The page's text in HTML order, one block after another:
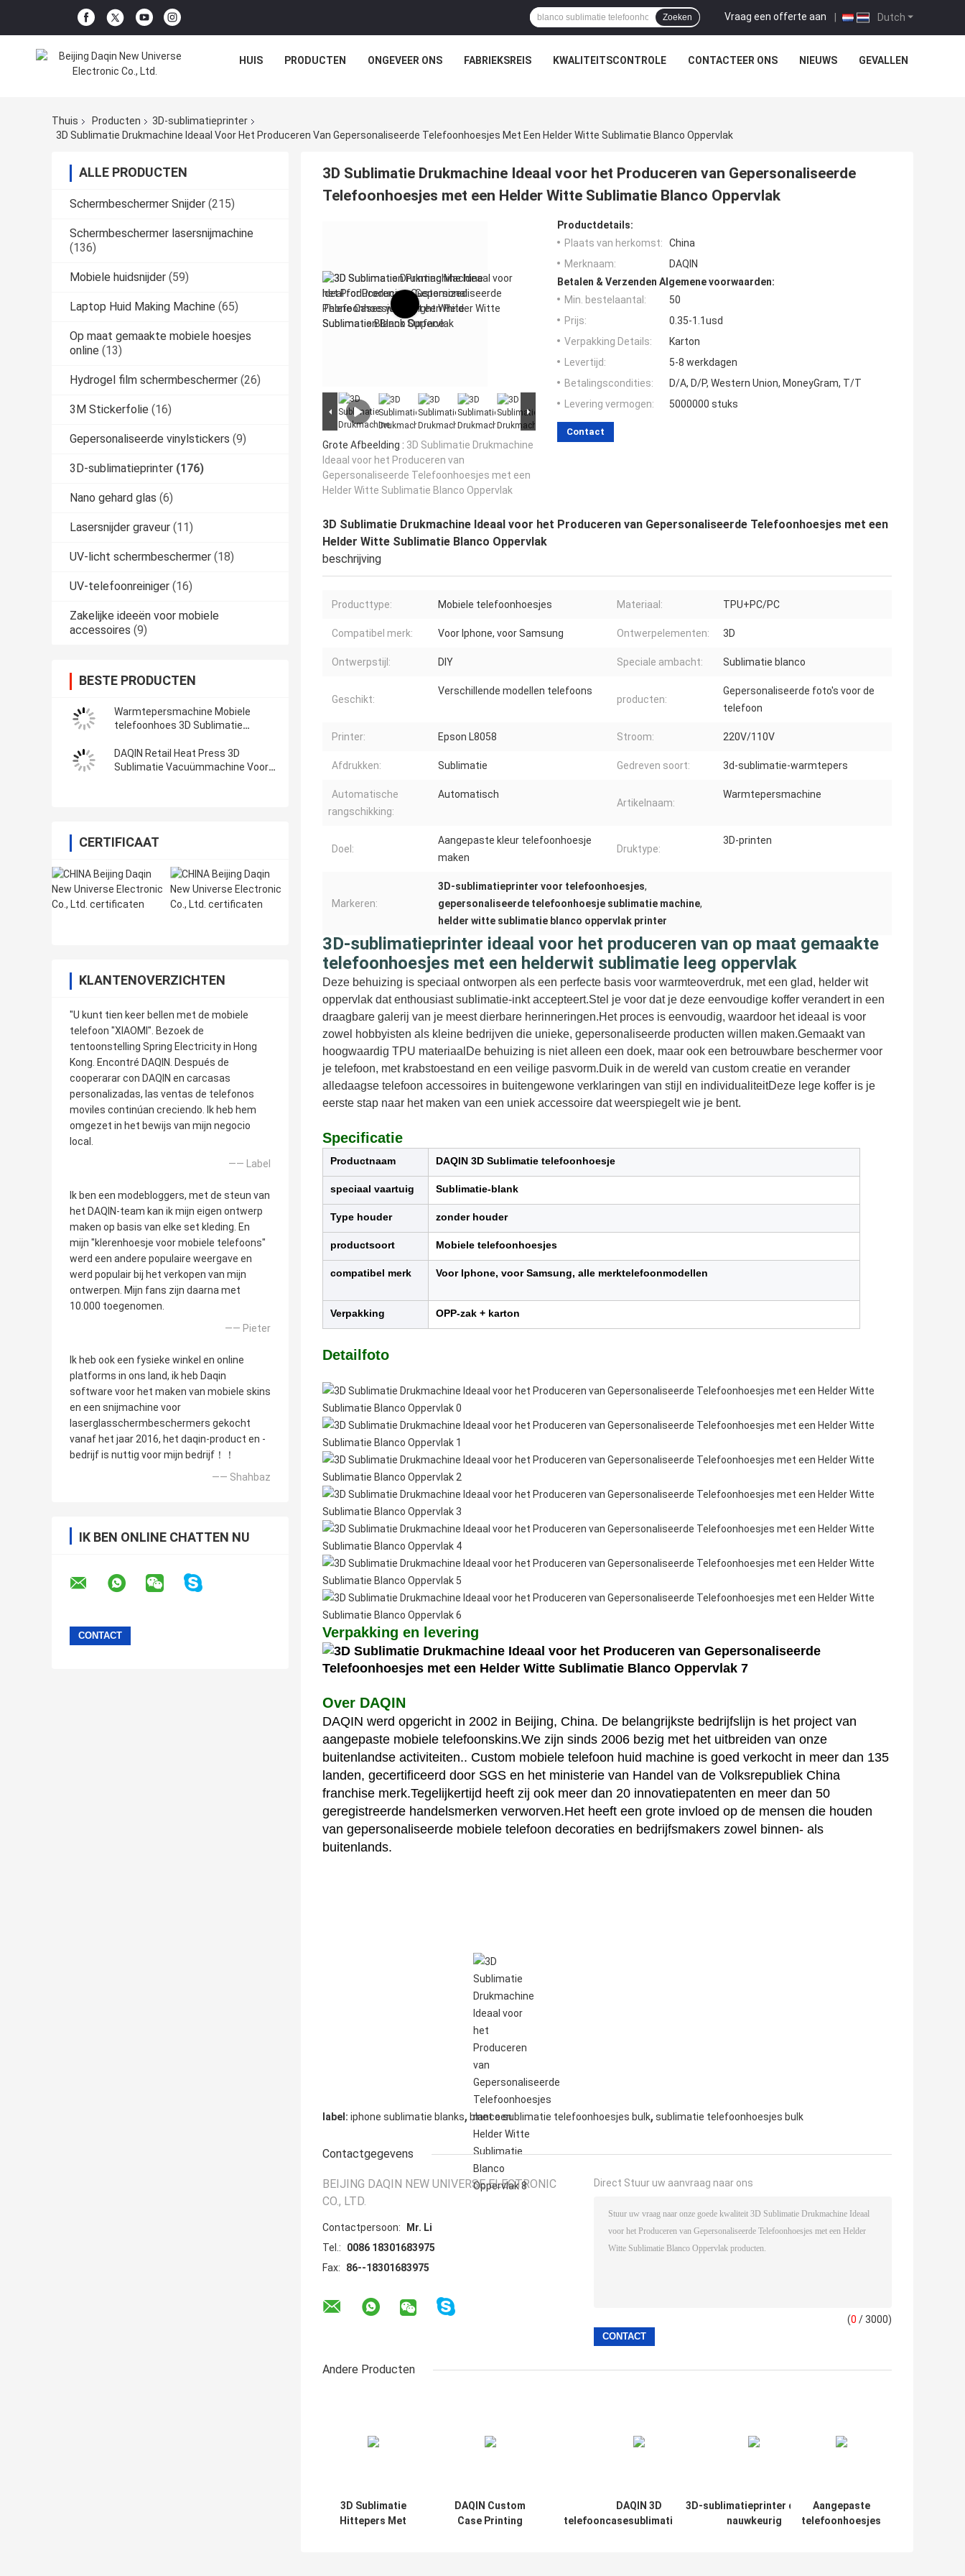
Dutch
Vraag een offerte aan |
Zoeken
HUIS PRODUCTEN ONGEVEER ONS FABRIEKSREIS KWALITEITSCONTROLE CONTACTEER ONS NIEUWS GEVALLEN
Thuis Producten
3D-sublimatieprinter
3D Sublimatie Drukmachine Ideaal Voor Het Produceren Van Gepersonaliseerde Telefoonhoesjes Met Een Helder Witte Sublimatie Blanco Oppervlak
ALLE PRODUCTEN
Schermbeschermer Snijder (215)
Schermbeschermer lasersnijmachine
(136)
Mobiele huidsnijder (59)
Laptop Huid Making Machine (65)
Op maat gemaakte mobiele hoesjes
online (13)
Hydrogel film schermbeschermer (26)
3M Stickerfolie (16)
Gepersonaliseerde vinylstickers (9)
3D-sublimatieprinter (176)
Nano gehard glas (6)
Lasersnijder graveur (11)
UV-licht schermbeschermer (18)
UV-telefoonreiniger (16)
Zakelijke ideeën voor mobiele
accessoires (9)
BESTE PRODUCTEN
Warmtepersmachine Mobiele
telefoonhoes 3D Sublimatie
printer
DAQIN Retail Heat Press 3D
Sublimatie Vacuümmachine Voor
CERTIFICAAT
KLANTENOVERZICHTEN
"U kunt tien keer bellen met de mobiele
telefoon "XIAOMI". Bezoek de
tentoonstelling Spring Electricity in Hong
Kong. Encontré DAQIN. Después de
cooperarar con DAQIN en carcasas
personalizadas, las ventas de telefonos
moviles continúan creciendo. Ik heb hem
omgezet in het bewijs van mijn negocio
local.
—— Label
Ik ben een modebloggers, met de steun van
het DAQIN-team kan ik mijn eigen ontwerp
maken op basis van elke set kleding. En
mijn "klerenhoesje voor mobiele telefoons"
werd een andere populaire weergave en
werd populair bij het verkopen van mijn
ontwerpen. Mijn fans zijn daarna met
10.000 toegenomen.
—— Pieter
Ik heb ook een fysieke winkel en online
platforms in ons land, ik heb Daqin
software voor het maken van mobiele skins
en een snijmachine voor
laserglasschermbeschermers gekocht
vanaf het jaar 2016, het daqin-product en -
bedrijf is nuttig voor mijn bedrijf！！
—— Shahbaz
IK BEN ONLINE CHATTEN NU
3D Sublimatie Drukmachine Ideaal voor het Produceren van Gepersonaliseerde
Telefoonhoesjes met een Helder Witte Sublimatie Blanco Oppervlak
Grote Afbeelding : 3D Sublimatie Drukmachine
Ideaal voor het Produceren van
Gepersonaliseerde Telefoonhoesjes met een
Helder Witte Sublimatie Blanco Oppervlak
Productdetails:
Plaats van herkomst:
China
Merknaam:
DAQIN
Betalen & Verzenden Algemene voorwaarden:
Min. bestelaantal:
50
Prijs:
0.35-1.1usd
Verpakking Details:
Karton
Levertijd:
5-8 werkdagen
Betalingscondities:
D/A, D/P, Western Union, MoneyGram, T/T
Levering vermogen:
5000000 stuks
Contact
3D Sublimatie Drukmachine Ideaal voor het Produceren van Gepersonaliseerde Telefoonhoesjes met een
Helder Witte Sublimatie Blanco Oppervlak
beschrijving
Producttype: Mobiele telefoonhoesjes Materiaal: TPU+PC/PC
Compatibel merk: Voor Iphone, voor Samsung Ontwerpelementen: 3D
Ontwerpstijl: DIY Speciale ambacht: Sublimatie blanco
Geschikt:
Verschillende modellen telefoons
producten:
Gepersonaliseerde foto's voor de
telefoon
Printer: Epson L8058 Stroom: 220V/110V
Afdrukken: Sublimatie Gedreven soort: 3d-sublimatie-warmtepers
Automatische
rangschikking:
Automatisch
Artikelnaam:
Warmtepersmachine
Doel:
Aangepaste kleur telefoonhoesje
maken
Druktype:
3D-printen
Markeren:
3D-sublimatieprinter voor telefoonhoesjes,
gepersonaliseerde telefoonhoesje sublimatie machine,
helder witte sublimatie blanco oppervlak printer
3D-sublimatieprinter ideaal voor het produceren van op maat gemaakte
telefoonhoesjes met een helderwit sublimatie leeg oppervlak
Deze behuizing is speciaal ontworpen als een perfecte basis voor warmteoverdruk, met een glad, helder wit
oppervlak dat enthousiast sublimatie-inkt accepteert.Stel je voor dat je deze eenvoudige koffer verandert in een
draagbare galerij van je meest dierbare herinneringen.Het proces is eenvoudig, waardoor het ideaal is voor
zowel hobbyisten als kleine bedrijven die unieke, gepersonaliseerde producten willen maken.Gemaakt van
hoogwaardig TPU materiaalDe behuizing is niet alleen een doek, maar ook een betrouwbare beschermer voor
je telefoon, met krabstoestand en een veilige pasvorm.Duik in de wereld van custom creatie en verander
alledaagse telefoon accessoires in buitengewone verklaringen van stijl en individualiteitDeze lege koffer is je
eerste stap naar het maken van een uniek accessoire dat weerspiegelt wie je bent.
Specificatie
Productnaam DAQIN 3D Sublimatie telefoonhoesje
speciaal vaartuig Sublimatie-blank
Type houder zonder houder
productsoort Mobiele telefoonhoesjes
compatibel merk Voor Iphone, voor Samsung, alle merktelefoonmodellen
Verpakking OPP-zak + karton
Detailfoto
Verpakking en levering
Over DAQIN
DAQIN werd opgericht in 2002 in Beijing, China. De belangrijkste bedrijfslijn is het project van
aangepaste mobiele telefoonskins.We zijn sinds 2006 bezig met het uitbreiden van onze
buitenlandse activiteiten.. Custom mobiele telefoon huid machine is goed verkocht in meer dan 135
landen, gecertificeerd door SGS en het ministerie van Handel van de Volksrepubliek China
franchise merk.Tegelijkertijd heeft zij ook meer dan 20 innovatiepatenten en meer dan 50
geregistreerde handelsmerken verworven.Het heeft een grote invloed op de mensen die houden
van gepersonaliseerde mobiele telefoon decoraties en bedrijfsmakers zowel binnen- als
buitenlands.
label: iphone sublimatie blanks, blanco sublimatie telefoonhoesjes bulk, sublimatie telefoonhoesjes bulk
Contactgegevens
BEIJING DAQIN NEW UNIVERSE ELECTRONIC
CO., LTD.
Contactpersoon:
Mr. Li
Tel.:
0086 18301683975
Fax:
86--18301683975
Direct Stuur uw aanvraag naar ons
(0 / 3000)
Andere Producten
3D Sublimatie
Hittepers Met
DAQIN Custom
Case Printing
DAQIN 3D
telefooncasesublimatieprinter.
3D-sublimatieprinter die een
nauwkeurig
Aangepaste
telefoonhoesjes